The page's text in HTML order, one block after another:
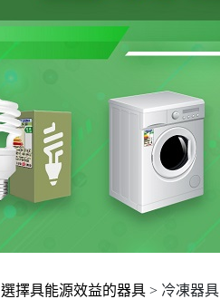
選擇具能源效益的器具 > 冷凍器具